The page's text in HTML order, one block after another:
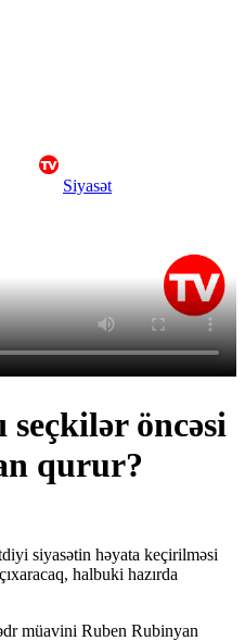
Siyasət
seçkilər öncəsi
qurur?
siyasətin həyata keçirilməsi
halbuki hazırda
müavini Ruben Rubinyan